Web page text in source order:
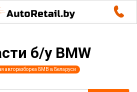
б/у BMW
авторазборка БМВ в Беларуси